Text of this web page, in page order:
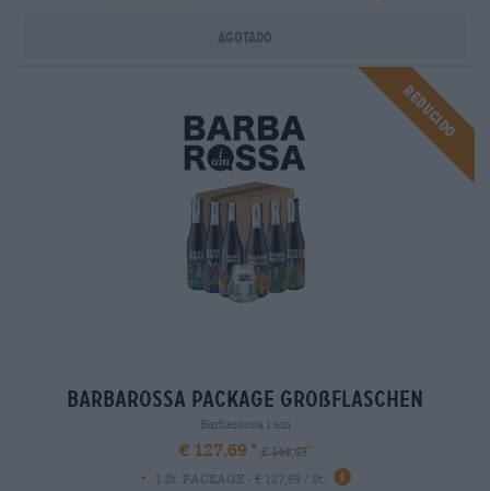
Agotado
Reducido
barbarossa package großflaschen
Barbarossa i am
€ 127,69 € 144,49
- 1 St. PACKAGE - € 127,69 / St.